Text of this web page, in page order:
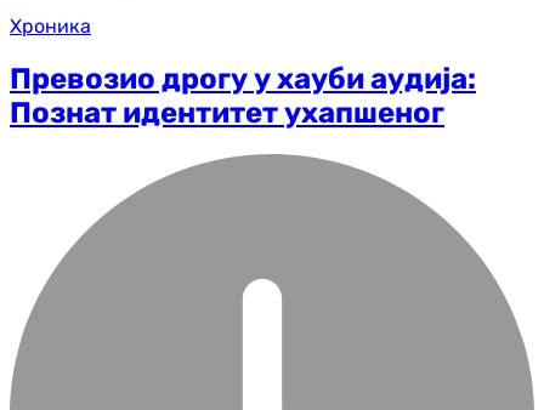
Хроника
Превозио дрогу у хауби аудија:
Познат идентитет ухапшеног